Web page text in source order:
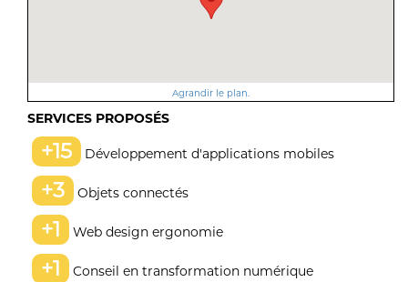
Agrandir le plan.
SERVICES PROPOSÉS
+15 Développement d'applications mobiles
+3 Objets connectés
+1 Web design ergonomie
+1 Conseil en transformation numérique